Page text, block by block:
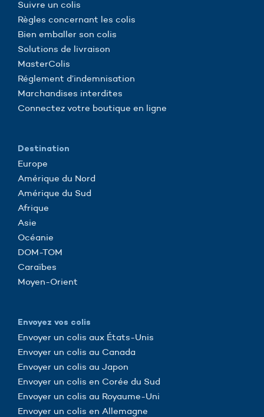
Suivre un colis
Règles concernant les colis
Bien emballer son colis
Solutions de livraison
MasterColis
Réglement d’indemnisation
Marchandises interdites
Connectez votre boutique en ligne
Destination
Europe
Amérique du Nord
Amérique du Sud
Afrique
Asie
Océanie
DOM-TOM
Caraïbes
Moyen-Orient
Envoyez vos colis
Envoyer un colis aux États-Unis
Envoyer un colis au Canada
Envoyer un colis au Japon
Envoyer un colis en Corée du Sud
Envoyer un colis au Royaume-Uni
Envoyer un colis en Allemagne